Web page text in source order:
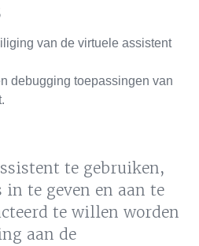
van de virtuele assistent
debugging toepassingen van
te gebruiken,
in te geven en aan te
te willen worden
aan de